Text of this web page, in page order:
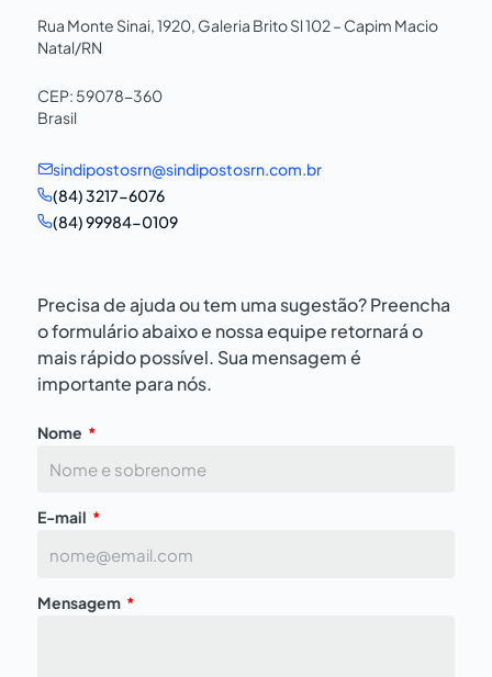
Rua Monte Sinai, 1920, Galeria Brito Sl 102 – Capim Macio
Natal/RN
CEP: 59078-360
Brasil
sindipostosrn@sindipostosrn.com.br
(84) 3217-6076
(84) 99984-0109
Precisa de ajuda ou tem uma sugestão? Preencha
o formulário abaixo e nossa equipe retornará o
mais rápido possível. Sua mensagem é
importante para nós.
Nome
E-mail
Mensagem